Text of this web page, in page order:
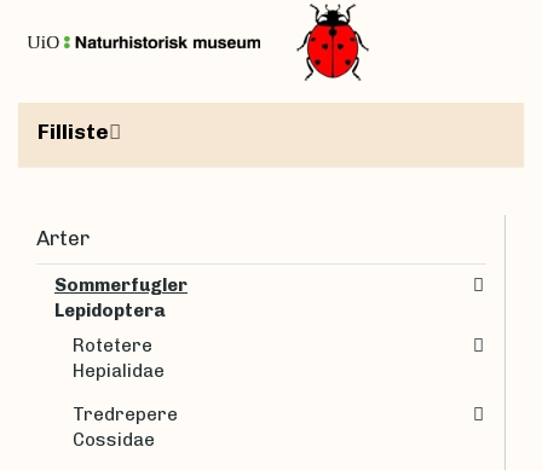
Filliste
Arter
Sommerfugler
Lepidoptera
Rotetere
Hepialidae
Tredrepere
Cossidae